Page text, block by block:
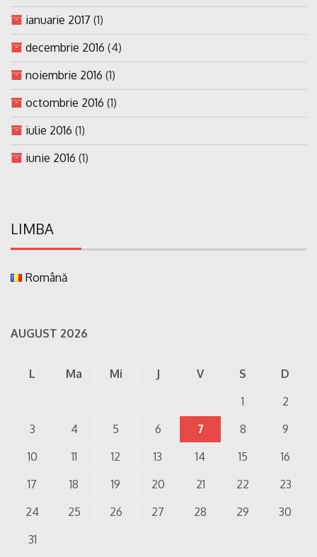
ianuarie 2017 (1)
decembrie 2016 (4)
noiembrie 2016 (1)
octombrie 2016 (1)
iulie 2016 (1)
iunie 2016 (1)
LIMBA
Română
AUGUST 2026
L Ma Mi J V S
D
1
2
3
4 5 6 7 8
9
10
11 12 13 14 15
16
17
18 19 20 21 22
23
24
25 26 27 28 29
30
31